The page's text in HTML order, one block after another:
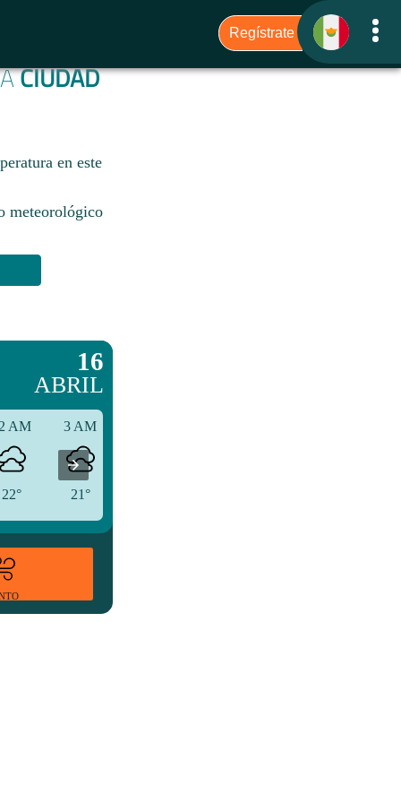
CIUDAD
en este
meteorológico
16
ABRIL
AM
22°
3 AM
21°